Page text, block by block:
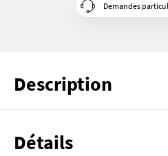
Demandes
Description
Détails